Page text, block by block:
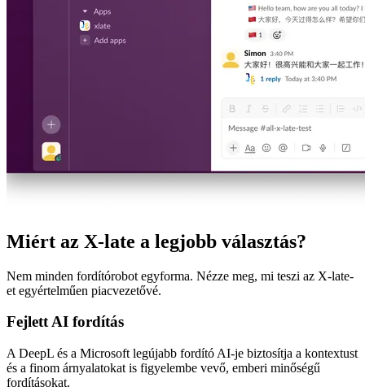
Miért az X-late a legjobb választás?
Nem minden fordítórobot egyforma. Nézze meg, mi teszi az X-late-
et egyértelműen piacvezetővé.
Fejlett AI fordítás
A DeepL és a Microsoft legújabb fordító AI-je biztosítja a kontextust
és a finom árnyalatokat is figyelembe vevő, emberi minőségű
fordításokat.